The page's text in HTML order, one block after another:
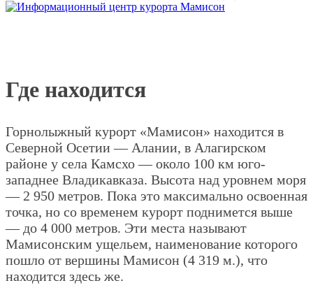
Где находится
Горнолыжный курорт «Мамисон» находится в
Северной Осетии — Алании, в Алагирском
районе у села Камсхо — около 100 км юго-
западнее Владикавказа. Высота над уровнем моря
— 2 950 метров. Пока это максимально освоенная
точка, но со временем курорт поднимется выше
— до 4 000 метров. Эти места называют
Мамисонским ущельем, наименование которого
пошло от вершины Мамисон (4 319 м.), что
находится здесь же.